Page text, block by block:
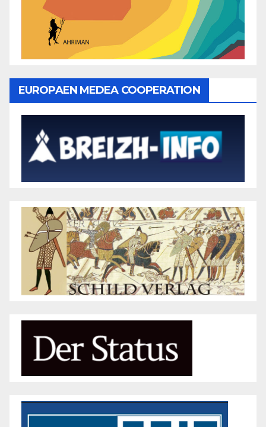
EUROPAEN MEDEA COOPERATION